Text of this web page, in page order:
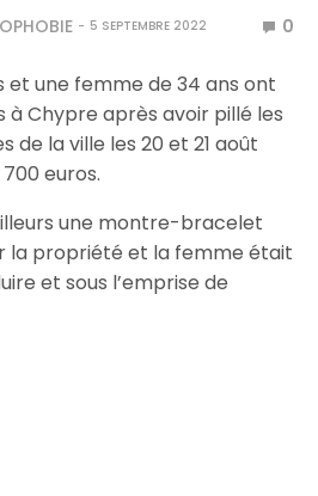
5 SEPTEMBRE 2022 0
et une femme de 34 ans ont
Chypre après avoir pillé les
de la ville les 20 et 21 août
euros.
une montre-bracelet
la propriété et la femme était
et sous l’emprise de